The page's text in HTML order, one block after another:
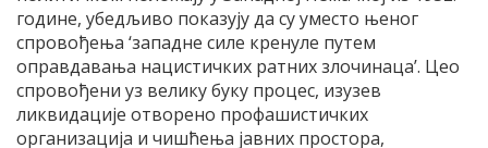
године, убедљиво показују да су уместо њеног
спровођења ‘западне силе кренуле путем
оправдавања нацистичких ратних злочинаца’. Цео
спровођени уз велику буку процес, изузев
ликвидације отворено профашистичких
организација и чишћења јавних простора,